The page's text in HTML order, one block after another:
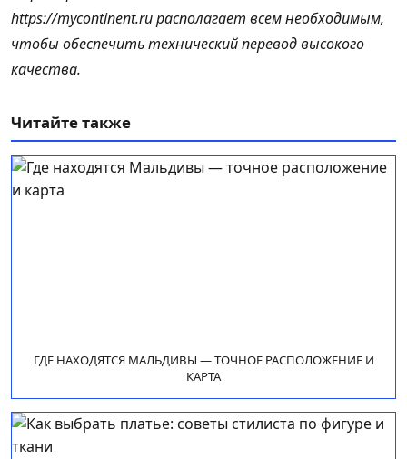
https://mycontinent.ru располагает всем необходимым,
чтобы обеспечить технический перевод высокого
качества.
Читайте также
ГДЕ НАХОДЯТСЯ МАЛЬДИВЫ — ТОЧНОЕ РАСПОЛОЖЕНИЕ И
КАРТА